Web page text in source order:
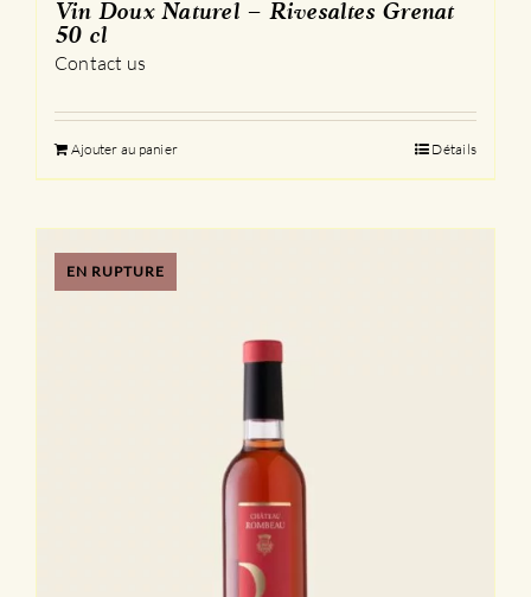
Vin Doux Naturel – Rivesaltes Grenat
50 cl
Contact us
Ajouter au panier Détails
EN RUPTURE